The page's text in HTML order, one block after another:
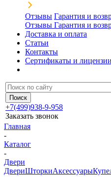
Отзывы Гарантия и
Отзывы Гарантия и
Доставка и оплата
Статьи
Контакты
Сертификаты и лицензии
+7(499)938-9-958
Заказать звонок
Главная
-
Каталог
-
Двери
ДвериШторкиАксессуары